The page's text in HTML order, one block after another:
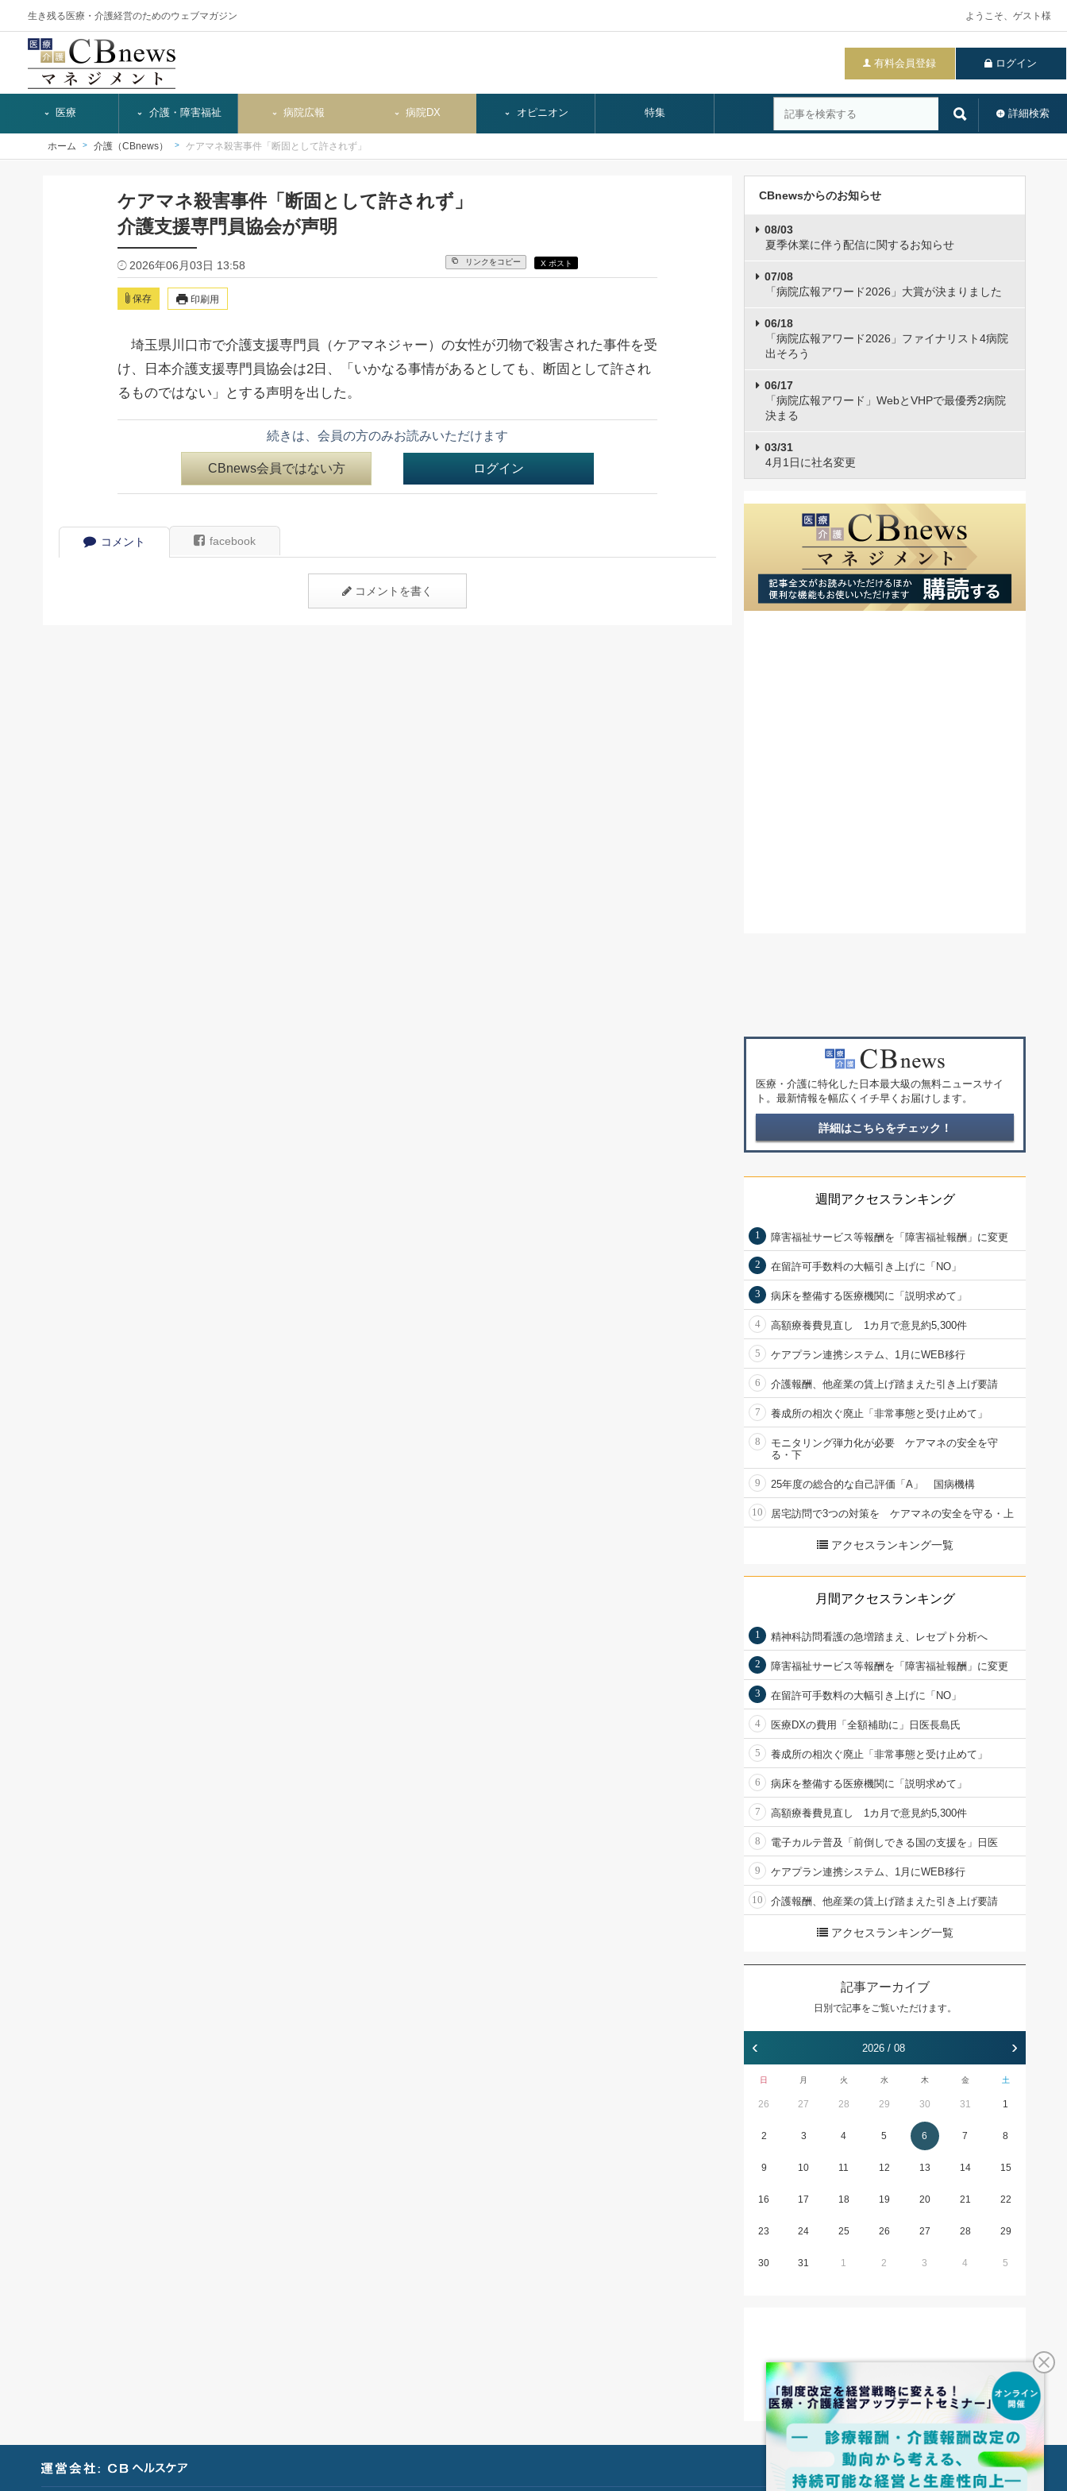
生き残る医療・介護経営のためのウェブマガジン ようこそ、ゲスト様
有料会員登録 ログイン
詳細検索
医療 介護・障害福祉 病院広報 病院DX オピニオン 特集
ホーム 介護（CBnews） ケアマネ殺害事件「断固として許されず」
ケアマネ殺害事件「断固として許されず」
介護支援専門員協会が声明
2026年06月03日 13:58 リンクをコピー X ポスト
保存 印刷用
埼玉県川口市で介護支援専門員（ケアマネジャー）の女性が刃物で殺害された事件を受
け、日本介護支援専門員協会は2日、「いかなる事情があるとしても、断固として許され
るものではない」とする声明を出した。
続きは、会員の方のみお読みいただけます
CBnews会員ではない方 ログイン
コメント facebook
コメントを書く
CBnewsからのお知らせ
08/03
夏季休業に伴う配信に関するお知らせ
07/08
「病院広報アワード2026」大賞が決まりました
06/18
「病院広報アワード2026」ファイナリスト4病院
出そろう
06/17
「病院広報アワード」WebとVHPで最優秀2病院
決まる
03/31
4月1日に社名変更
医療・介護に特化した日本最大級の無料ニュースサイ
ト。最新情報を幅広くイチ早くお届けします。
詳細はこちらをチェック！
週間アクセスランキング
1 障害福祉サービス等報酬を「障害福祉報酬」に変更
2 在留許可手数料の大幅引き上げに「NO」
3 病床を整備する医療機関に「説明求めて」
4 高額療養費見直し 1カ月で意見約5,300件
5 ケアプラン連携システム、1月にWEB移行
6 介護報酬、他産業の賃上げ踏まえた引き上げ要請
7 養成所の相次ぐ廃止「非常事態と受け止めて」
8
モニタリング弾力化が必要 ケアマネの安全を守
る・下
9 25年度の総合的な自己評価「A」 国病機構
10 居宅訪問で3つの対策を ケアマネの安全を守る・上
アクセスランキング一覧
月間アクセスランキング
1 精神科訪問看護の急増踏まえ、レセプト分析へ
2 障害福祉サービス等報酬を「障害福祉報酬」に変更
3 在留許可手数料の大幅引き上げに「NO」
4 医療DXの費用「全額補助に」日医長島氏
5 養成所の相次ぐ廃止「非常事態と受け止めて」
6 病床を整備する医療機関に「説明求めて」
7 高額療養費見直し 1カ月で意見約5,300件
8 電子カルテ普及「前倒しできる国の支援を」日医
9 ケアプラン連携システム、1月にWEB移行
10 介護報酬、他産業の賃上げ踏まえた引き上げ要請
アクセスランキング一覧
記事アーカイブ
日別で記事をご覧いただけます。
‹ 2026 / 08 ›
日 月 火 水 木 金 土
26 27 28 29 30 31 1
2 3 4 5 6 7 8
9 10 11 12 13 14 15
16 17 18 19 20 21 22
23 24 25 26 27 28 29
30 31 1 2 3 4 5